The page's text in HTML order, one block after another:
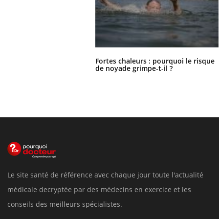
Fortes chaleurs : pourquoi le risque
de noyade grimpe-t-il ?
Le site santé de référence avec chaque jour toute l'actualité
médicale decryptée par des médecins en exercice et les
conseils des meilleurs spécialistes.